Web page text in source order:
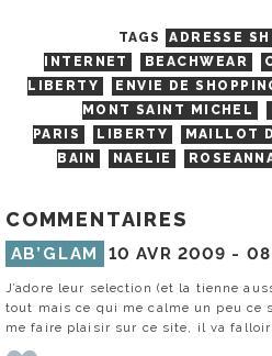
TAGS
ADRESSE
INTERNET
BEACHWEAR
LIBERTY
ENVIE DE
MONT SAINT MICHEL
PARIS
LIBERTY MAILLOT
BAIN
NAELIE
COMMENTAIRES
AB’GLAM 10 AVR 2009 -
J’adore leur selection (et la tienne
tout mais ce qui me calme un peu ce
me faire plaisir sur ce site, il va